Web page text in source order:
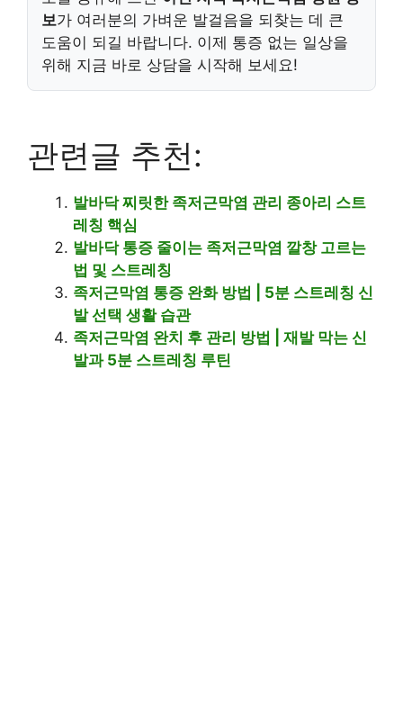
보가 여러분의 가벼운 발걸음을 되찾는 데 큰
도움이 되길 바랍니다. 이제 통증 없는 일상을
위해 지금 바로 상담을 시작해 보세요!
관련글 추천:
발바닥 찌릿한 족저근막염 관리 종아리 스트
레칭 핵심
발바닥 통증 줄이는 족저근막염 깔창 고르는
법 및 스트레칭
족저근막염 통증 완화 방법 | 5분 스트레칭 신
발 선택 생활 습관
족저근막염 완치 후 관리 방법 | 재발 막는 신
발과 5분 스트레칭 루틴